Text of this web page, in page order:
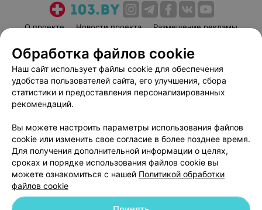
О проекте Новости проекта
Размещение рекламы
Пользовательское соглашение
Способы оплаты
Вакансии
Партнеры
Написать руководителю 103.by
Персональные настройки cookie
Обработка персональных данных
Обработка файлов cookie
Наш сайт использует файлы cookie для обеспечения
удобства пользователей сайта, его улучшения, сбора
статистики и предоставления персонализированных
рекомендаций.
Вы можете настроить параметры использования файлов
cookie или изменить свое согласие в более позднее время.
Для получения дополнительной информации о целях,
сроках и порядке использования файлов cookie вы
можете ознакомиться с нашей Политикой обработки
файлов cookie